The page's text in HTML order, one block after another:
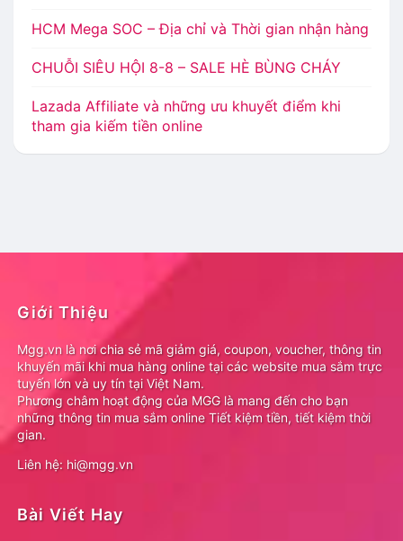
HCM Mega SOC – Địa chỉ và Thời gian nhận hàng
CHUỖI SIÊU HỘI 8-8 – SALE HÈ BÙNG CHÁY
Lazada Affiliate và những ưu khuyết điểm khi
tham gia kiếm tiền online
Giới Thiệu
Mgg.vn là nơi chia sẻ mã giảm giá, coupon, voucher, thông tin
khuyến mãi khi mua hàng online tại các website mua sắm trực
tuyến lớn và uy tín tại Việt Nam.
Phương châm hoạt động của MGG là mang đến cho bạn
những thông tin mua sắm online Tiết kiệm tiền, tiết kiệm thời
gian.
Liên hệ: hi@mgg.vn
Bài Viết Hay